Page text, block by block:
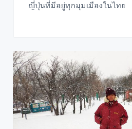
ญี่ปุ่นที่มีอยู่ทุกมุมเมืองในไทย